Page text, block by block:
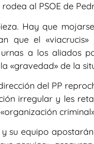
al PSOE de
Hay que
que el
a los aliados
«gravedad» de la
del PP
irregular y les
su equipo